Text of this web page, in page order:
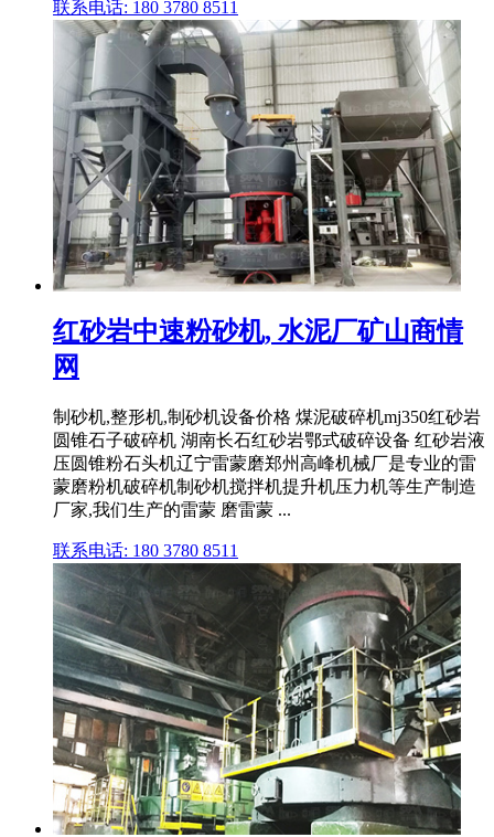
联系电话: 180 3780 8511
红砂岩中速粉砂机, 水泥厂矿山商情
网
制砂机,整形机,制砂机设备价格 煤泥破碎机mj350红砂岩
圆锥石子破碎机 湖南长石红砂岩鄂式破碎设备 红砂岩液
压圆锥粉石头机辽宁雷蒙磨郑州高峰机械厂是专业的雷
蒙磨粉机破碎机制砂机搅拌机提升机压力机等生产制造
厂家,我们生产的雷蒙 磨雷蒙 ...
联系电话: 180 3780 8511